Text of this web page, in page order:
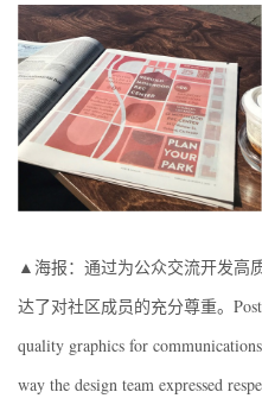
▲海报：通过为公众交流开发高
达了对社区成员的充分尊重。
quality graphics for
way the design team expressed